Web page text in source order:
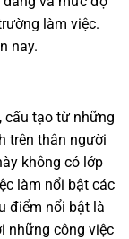
làm việc.
nay.
cấu tạo từ những
trên thân người
không có lớp
làm nổi bật các
điểm nổi bật là
những công việc